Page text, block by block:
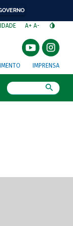
A+ A-
IMPRENSA